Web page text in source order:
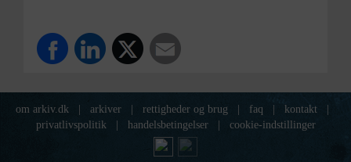
om arkiv.dk arkiver rettigheder og brug faq kontakt
privatlivspolitik
handelsbetingelser cookie-indstillinger